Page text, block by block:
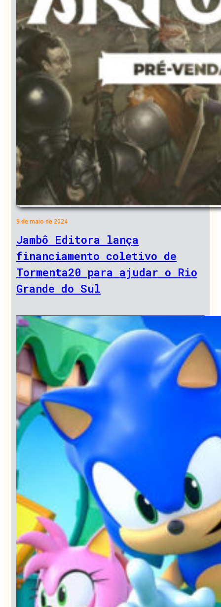
9 de maio de 2024
Jambô Editora lança
financiamento coletivo de
Tormenta20 para ajudar o Rio
Grande do Sul